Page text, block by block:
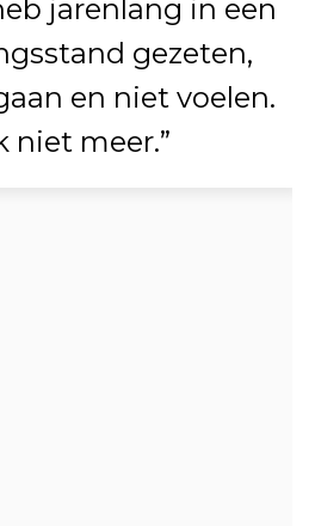
jarenlang in een
gezeten,
en niet voelen.
niet meer.”